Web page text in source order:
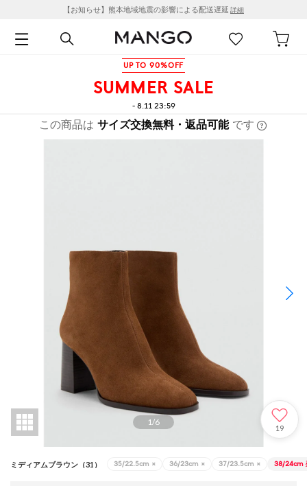
【お知らせ】熊本地域地震の影響による配送遅延 詳細
UP TO 90%OFF
SUMMER SALE
- 8.11 23:59
この商品は サイズ交換無料・返品可能 です
1/6
19
ミディアムブラウン（31） 35/22.5cm × 36/23cm × 37/23.5cm × 38/24cm